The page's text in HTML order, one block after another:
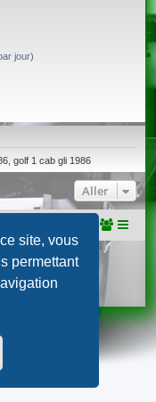
site, vous
permettant
jour)
golf 1 cab gli 1986
Aller
phpBB Limited